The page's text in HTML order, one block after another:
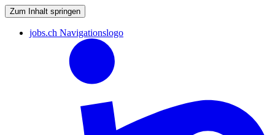
Zum Inhalt springen
jobs.ch Navigationslogo